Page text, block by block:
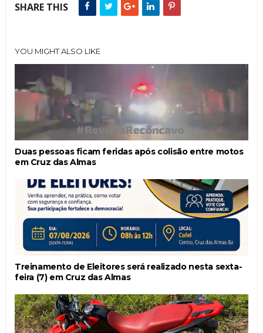
SHARE THIS
YOU MIGHT ALSO LIKE
Duas pessoas ficam feridas após colisão entre motos
em Cruz das Almas
Treinamento de Eleitores será realizado nesta sexta-
feira (7) em Cruz das Almas